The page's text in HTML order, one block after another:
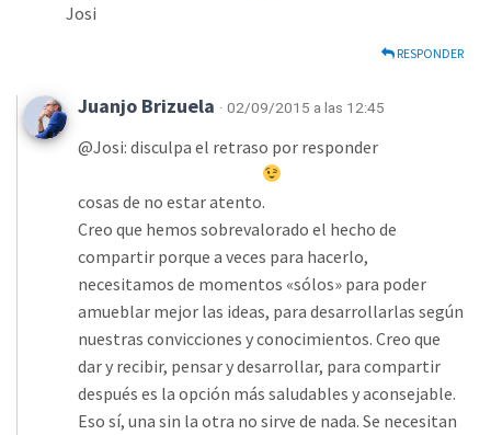
Josi
RESPONDER
Juanjo Brizuela · 02/09/2015 a las 12:45
@Josi: disculpa el retraso por responder
cosas de no estar atento.
Creo que hemos sobrevalorado el hecho de
compartir porque a veces para hacerlo,
necesitamos de momentos «sólos» para poder
amueblar mejor las ideas, para desarrollarlas según
nuestras convicciones y conocimientos. Creo que
dar y recibir, pensar y desarrollar, para compartir
después es la opción más saludables y aconsejable.
Eso sí, una sin la otra no sirve de nada. Se necesitan